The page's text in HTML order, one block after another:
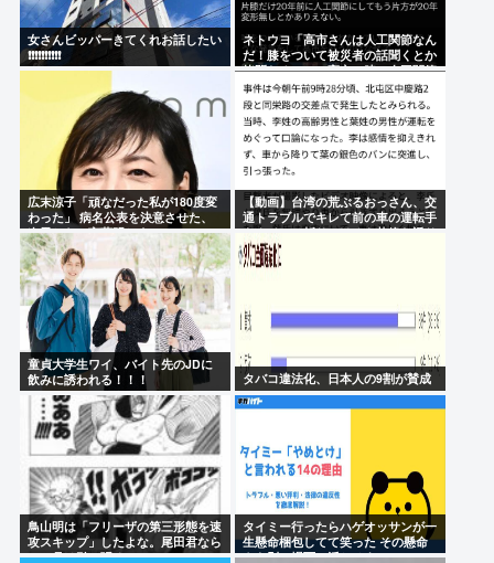
女さんビッパーきてくれお話したい
❗❗❗❗❗❗❗❗❗❗
ネトウヨ「高市さんは人工関節なん
だ！膝をついて被災者の話聞くとか
拷問だろ！」⇒高市の膝に人工関節
の手術痕が見当たらない
広末涼子「頑なだった私が180度変
わった」 病名公表を決意させた、
次男からの言葉明かす
【動画】台湾の荒ぶるおっさん、交
通トラブルでキレて前の車の運転手
をナイフで斬りつけるも壮絶な返り
討ちにあう
童貞大学生ワイ、バイト先のJDに
飲みに誘われる！！！
タバコ違法化、日本人の9割が賛成
鳥山明は「フリーザの第三形態を速
攻スキップ」したよな。尾田君なら
一ヶ月は引っ張る。
タイミー行ったらハゲオッサンが一
生懸命梱包してて笑った その懸命
さを別の場面で活かせよ